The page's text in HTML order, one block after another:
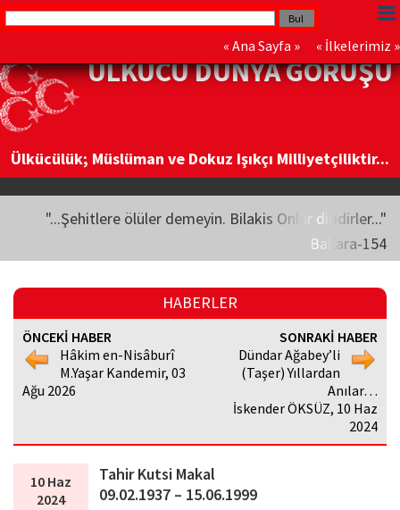
« Ana Sayfa » « İlkelerimiz »
ÜLKÜCÜ DÜNYA GÖRÜŞÜ
Ülkücülük; Müslüman ve Dokuz Işıkçı Milliyetçiliktir...
"...Şehitlere ölüler demeyin. Bilakis Onlar diridirler..."
Bakara-154
HABERLER
ÖNCEKİ HABER
Hâkim en-Nisâburî
M.Yaşar Kandemir, 03
Ağu 2026
SONRAKİ HABER
Dündar Ağabey’li
(Taşer) Yıllardan
Anılar…
İskender ÖKSÜZ, 10 Haz
2024
10 Haz
2024
Tahir Kutsi Makal
09.02.1937 – 15.06.1999